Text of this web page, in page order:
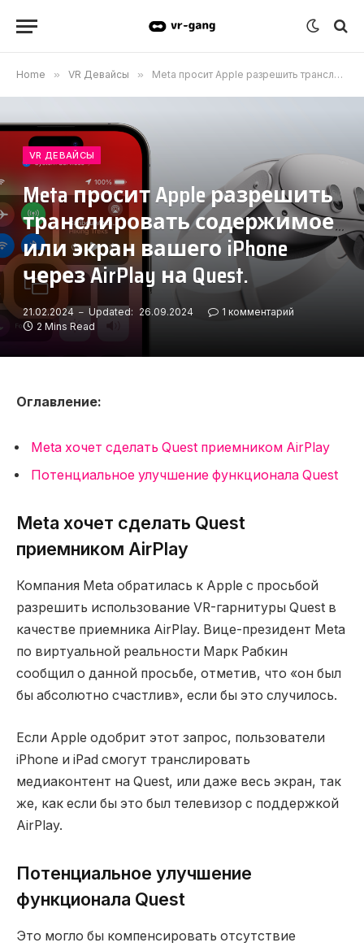
Home » VR Девайсы » Meta просит Apple разрешить транслировать содержимое или экран вашего iPhone через AirPlay на Quest.
VR ДЕВАЙСЫ
Meta просит Apple разрешить
транслировать содержимое
или экран вашего iPhone
через AirPlay на Quest.
21.02.2024 Updated: 26.09.2024
1 комментарий
2 Mins Read
Оглавление:
Meta хочет сделать Quest приемником AirPlay
Потенциальное улучшение функционала Quest
Meta хочет сделать Quest
приемником AirPlay
Компания Meta обратилась к Apple с просьбой
разрешить использование VR-гарнитуры Quest в
качестве приемника AirPlay. Вице-президент Meta
по виртуальной реальности Марк Рабкин
сообщил о данной просьбе, отметив, что «он был
бы абсолютно счастлив», если бы это случилось.
Если Apple одобрит этот запрос, пользователи
iPhone и iPad смогут транслировать
медиаконтент на Quest, или даже весь экран, так
же, как если бы это был телевизор с поддержкой
AirPlay.
Потенциальное улучшение
функционала Quest
Это могло бы компенсировать отсутствие